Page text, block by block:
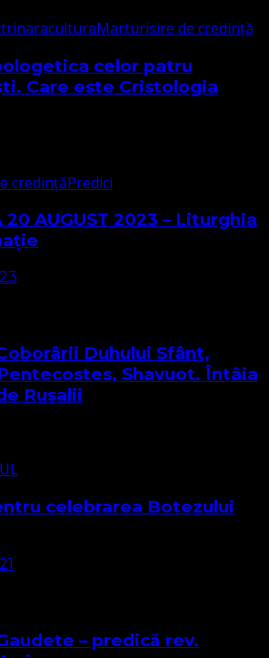
culturaMarturisire de credință
celor patru
Care este Cristologia
credințăPredici
20 AUGUST 2023 – Liturghia
Duhului Sfânt,
Shavuot. Întâia
Rusalii
celebrarea Botezului
– predică rev.